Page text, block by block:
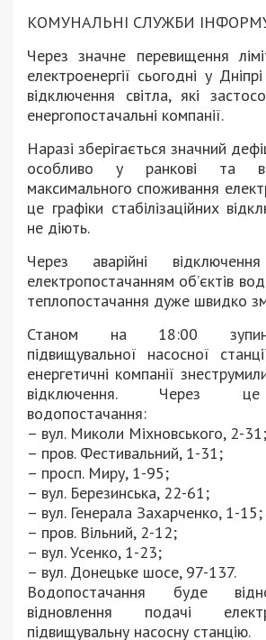
КОМУНАЛЬНІ СЛУЖБИ
Через значне перевищення
електроенергії сьогодні у
відключення світла, які
енергопостачальні компанії.
Наразі зберігається значний
особливо у ранкові та
максимального споживання
це графіки стабілізаційних
не діють.
Через аварійні
електропостачанням об’єктів
теплопостачання дуже швидко
Станом на 18:00
підвищувальної насосної
енергетичні компанії
відключення. Через
водопостачання:
– вул. Миколи Міхновського, 2-31;
– пров. Фестивальний, 1-31;
– просп. Миру, 1-95;
– вул. Березинська, 22-61;
– вул. Генерала Захарченко, 1-15;
– пров. Вільний, 2-12;
– вул. Усенко, 1-23;
– вул. Донецьке шосе, 97-137.
Водопостачання буде
відновлення подачі
підвищувальну насосну станцію.